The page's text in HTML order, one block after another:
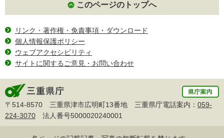
このページのトップへ
リンク・著作権・免責事項・ダウンロード
個人情報保護ポリシー
ウェブアクセシビリティ
サイトに関するご意見・お問い合わせ
〒514-8570 三重県津市広明町13番地 三重県庁電話案内： 059-
224-3070 法人番号5000020240001